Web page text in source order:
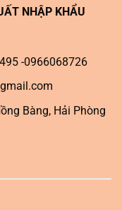
NHẬP KHẨU
-0966068726
Bàng, Hải Phòng